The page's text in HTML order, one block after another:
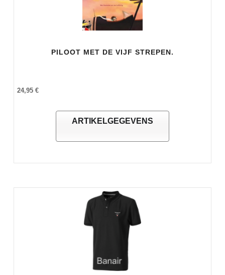
PILOOT MET DE VIJF STREPEN.
24,95 €
ARTIKELGEGEVENS